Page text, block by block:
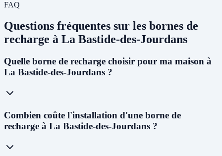
FAQ
Questions fréquentes sur les bornes de
recharge à La Bastide-des-Jourdans
Quelle borne de recharge choisir pour ma maison à
La Bastide-des-Jourdans ?
Pour un usage résidentiel à La Bastide-des-Jourdans, nous
recommandons unewallbox 7kW monophaséepour la plupart des
foyers. Si votre abonnement est triphasé, une borne
installation électrique - notre technicien vous conseillera lors du
Combien coûte l'installation d'une borne de
recharge à La Bastide-des-Jourdans ?